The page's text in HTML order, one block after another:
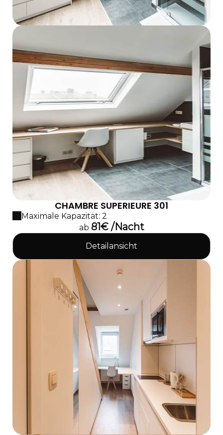
CHAMBRE SUPERIEURE 301
Maximale Kapazität: 2
ab 81€ /Nacht
Detailansicht